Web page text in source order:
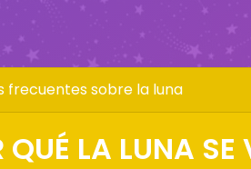
frecuentes sobre la luna
QUÉ LA LUNA SE